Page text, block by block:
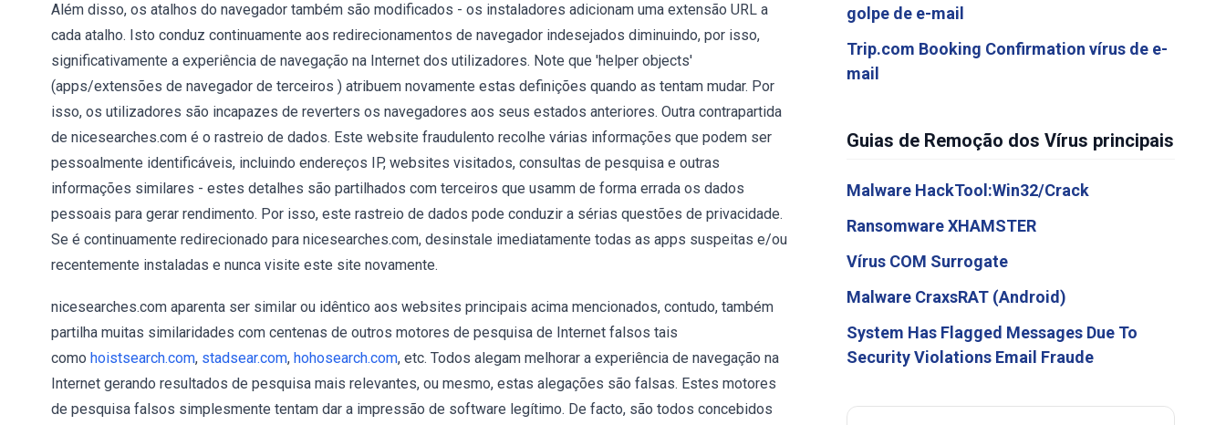
Além disso, os atalhos do navegador também são modificados - os instaladores adicionam uma extensão URL a
cada atalho. Isto conduz continuamente aos redirecionamentos de navegador indesejados diminuindo, por isso,
significativamente a experiência de navegação na Internet dos utilizadores. Note que 'helper objects'
(apps/extensões de navegador de terceiros ) atribuem novamente estas definições quando as tentam mudar. Por
isso, os utilizadores são incapazes de reverters os navegadores aos seus estados anteriores. Outra contrapartida
de nicesearches.com é o rastreio de dados. Este website fraudulento recolhe várias informações que podem ser
pessoalmente identificáveis, incluindo endereços IP, websites visitados, consultas de pesquisa e outras
informações similares - estes detalhes são partilhados com terceiros que usamm de forma errada os dados
pessoais para gerar rendimento. Por isso, este rastreio de dados pode conduzir a sérias questões de privacidade.
Se é continuamente redirecionado para nicesearches.com, desinstale imediatamente todas as apps suspeitas e/ou
recentemente instaladas e nunca visite este site novamente.
nicesearches.com aparenta ser similar ou idêntico aos websites principais acima mencionados, contudo, também
partilha muitas similaridades com centenas de outros motores de pesquisa de Internet falsos tais
como hoistsearch.com, stadsear.com, hohosearch.com, etc. Todos alegam melhorar a experiência de navegação na
Internet gerando resultados de pesquisa mais relevantes, ou mesmo, estas alegações são falsas. Estes motores
de pesquisa falsos simplesmente tentam dar a impressão de software legítimo. De facto, são todos concebidos
golpe de e-mail
Trip.com Booking Confirmation vírus de e-
mail
Guias de Remoção dos Vírus principais
Malware HackTool:Win32/Crack
Ransomware XHAMSTER
Vírus COM Surrogate
Malware CraxsRAT (Android)
System Has Flagged Messages Due To
Security Violations Email Fraude